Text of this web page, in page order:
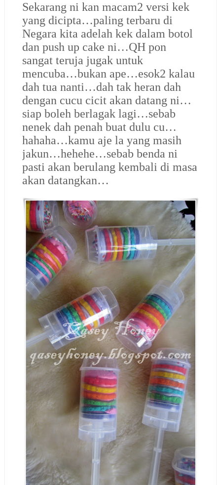
Sekarang ni kan macam2 versi kek
yang dicipta…paling terbaru di
Negara kita adelah kek dalam botol
dan push up cake ni…QH pon
sangat teruja jugak untuk
mencuba…bukan ape…esok2 kalau
dah tua nanti…dah tak heran dah
dengan cucu cicit akan datang ni…
siap boleh berlagak lagi…sebab
nenek dah penah buat dulu cu…
hahaha…kamu aje la yang masih
jakun…hehehe…sebab benda ni
pasti akan berulang kembali di masa
akan datangkan…